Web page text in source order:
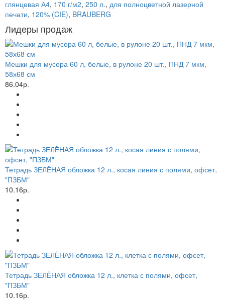
глянцевая А4, 170 г/м2, 250 л., для полноцветной лазерной
печати, 120% (CIE), BRAUBERG
Лидеры продаж
Мешки для мусора 60 л, белые, в рулоне 20 шт., ПНД 7 мкм,
58х68 см
86.04р.
Тетрадь ЗЕЛЁНАЯ обложка 12 л., косая линия с полями, офсет,
"ПЗБМ"
10.16р.
Тетрадь ЗЕЛЁНАЯ обложка 12 л., клетка с полями, офсет,
"ПЗБМ"
10.16р.